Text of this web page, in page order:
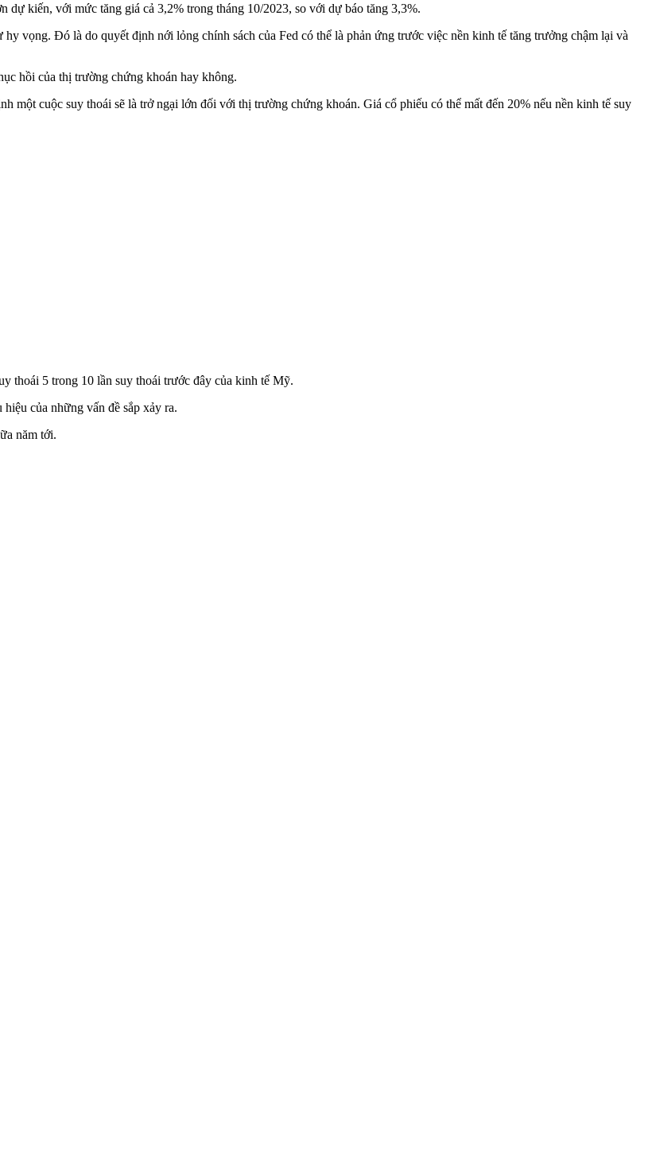
kiến, với mức tăng giá cả 3,2% trong tháng 10/2023, so với dự báo tăng 3,3%.
vọng. Đó là do quyết định nới lỏng chính sách của Fed có thể là phản ứng trước việc nền kinh tế tăng trưởng chậm lại và
hồi của thị trường chứng khoán hay không.
một cuộc suy thoái sẽ là trở ngại lớn đối với thị trường chứng khoán. Giá cổ phiếu có thể mất đến 20% nếu nền kinh tế suy
thoái 5 trong 10 lần suy thoái trước đây của kinh tế Mỹ.
của những vấn đề sắp xảy ra.
năm tới.